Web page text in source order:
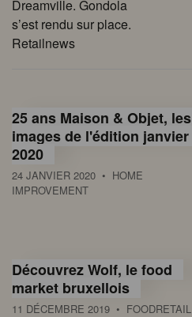
Dreamville. Gondola
s’est rendu sur place.
Retailnews
25 ans Maison & Objet, les
images de l'édition janvier
2020
24 JANVIER 2020 • HOME
IMPROVEMENT
Découvrez Wolf, le food
market bruxellois
11 DÉCEMBRE 2019 • FOODRETAIL